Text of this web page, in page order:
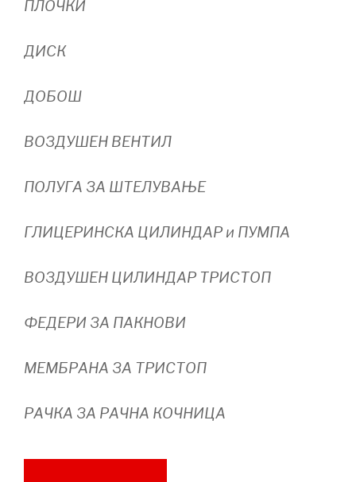
ПЛОЧКИ
ДИСК
ДОБОШ
ВОЗДУШЕН ВЕНТИЛ
ПОЛУГА ЗА ШТЕЛУВАЊЕ
ГЛИЦЕРИНСКА ЦИЛИНДАР и ПУМПА
ВОЗДУШЕН ЦИЛИНДАР ТРИСТОП
ФЕДЕРИ ЗА ПАКНОВИ
МЕМБРАНА ЗА ТРИСТОП
РАЧКА ЗА РАЧНА КОЧНИЦА